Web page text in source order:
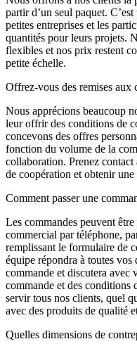
partir d’un seul paquet.
petites entreprises et les
quantités pour leurs projets.
flexibles et nos prix restent
petite échelle.
Offrez-vous des remises aux
Nous apprécions beaucoup
leur offrir des conditions de
concevons des offres
fonction du volume de la
collaboration. Prenez
de coopération et obtenir
Comment passer une
Les commandes peuvent
commercial par téléphone,
remplissant le formulaire de
équipe répondra à toutes vos
commande et discutera avec
commande et des conditions
servir tous nos clients, quel
avec des produits de qualité
Quelles dimensions de